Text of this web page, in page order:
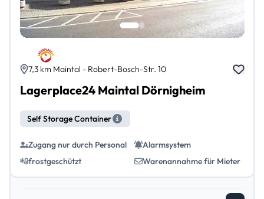
7,3 km Maintal - Robert-Bosch-Str. 10
Lagerplace24 Maintal Dörnigheim
Self Storage Container
Zugang nur durch Personal
Alarmsystem
frostgeschützt
Warenannahme für Mieter